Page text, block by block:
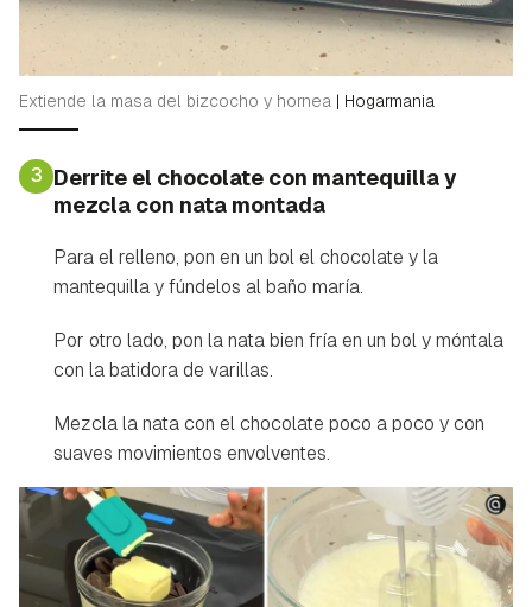
Extiende la masa del bizcocho y hornea | Hogarmania
3 Derrite el chocolate con mantequilla y
mezcla con nata montada
Para el relleno, pon en un bol el chocolate y la
mantequilla y fúndelos al baño maría.
Por otro lado, pon la nata bien fría en un bol y móntala
con la batidora de varillas.
Mezcla la nata con el chocolate poco a poco y con
suaves movimientos envolventes.